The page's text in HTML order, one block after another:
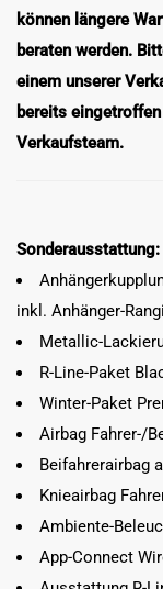
können längere
beraten werden.
einem unserer
bereits
Verkaufsteam.
Sonderausstattung:
inkl. Anhänger-
Metallic-
R-Line-Paket
Winter-Paket
Airbag Fahrer-/
Beifahrerairbag
Knieairbag
Ambiente-
App-Connect